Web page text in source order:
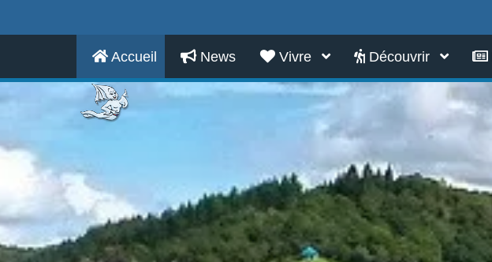
Accueil News Vivre Découvrir